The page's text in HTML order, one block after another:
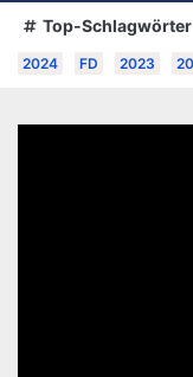
Top-Schlagwörter
2024 FD 2023